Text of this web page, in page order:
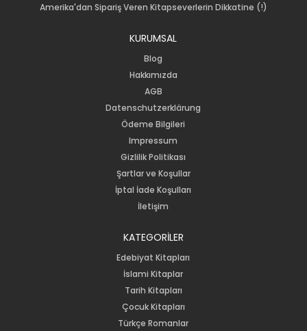
Amerika'dan Sipariş Veren Kitapseverlerin Dikkatine (!)
KURUMSAL
Blog
Hakkımızda
AGB
Datenschutzerklärung
Ödeme Bilgileri
Impressum
Gizlilik Politikası
Şartlar ve Koşullar
İptal İade Koşulları
İletişim
KATEGORİLER
Edebiyat Kitapları
İslami Kitaplar
Tarih Kitapları
Çocuk Kitapları
Türkçe Romanlar